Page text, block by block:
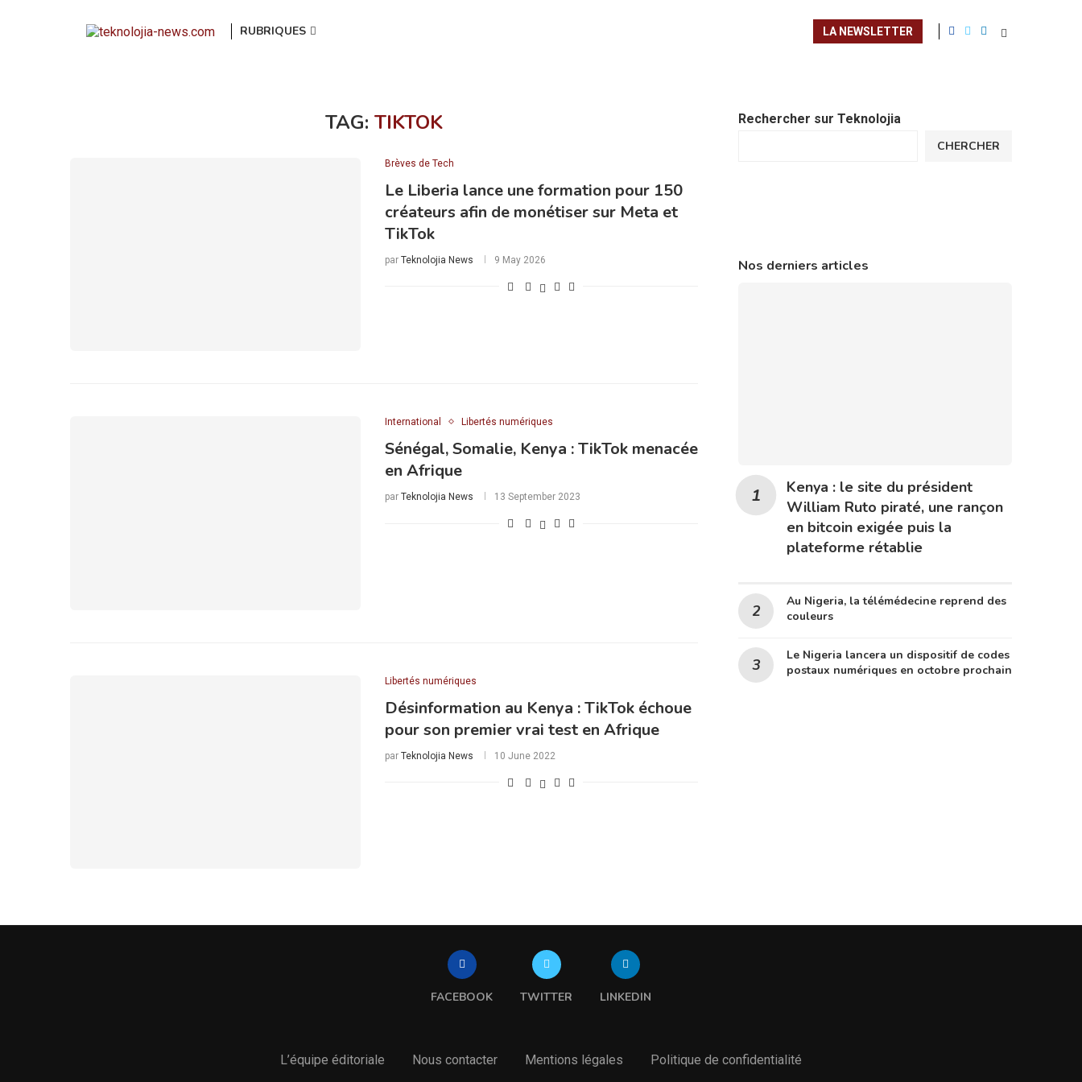
RUBRIQUES LA NEWSLETTER
TAG: TIKTOK
Brèves de Tech
Le Liberia lance une formation pour 150
créateurs afin de monétiser sur Meta et
TikTok
par Teknolojia News 9 May 2026
International Libertés numériques
Sénégal, Somalie, Kenya : TikTok menacée
en Afrique
par Teknolojia News 13 September 2023
Libertés numériques
Désinformation au Kenya : TikTok échoue
pour son premier vrai test en Afrique
par Teknolojia News 10 June 2022
Rechercher sur Teknolojia
CHERCHER
Nos derniers articles
Kenya : le site du président
William Ruto piraté, une rançon
en bitcoin exigée puis la
plateforme rétablie
Au Nigeria, la télémédecine reprend des
couleurs
Le Nigeria lancera un dispositif de codes
postaux numériques en octobre prochain
FACEBOOK TWITTER LINKEDIN
L’équipe éditoriale Nous contacter Mentions légales Politique de confidentialité